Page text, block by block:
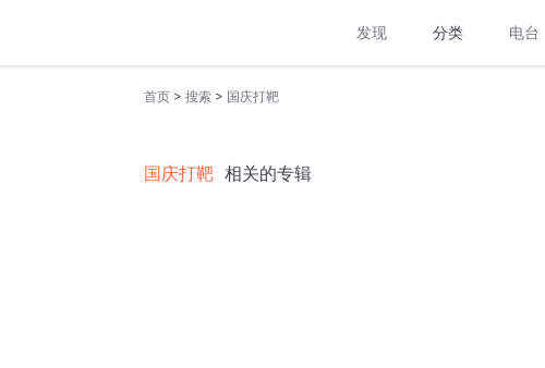
发现 分类 电台
首页 > 搜索 > 国庆打靶
国庆打靶 相关的专辑